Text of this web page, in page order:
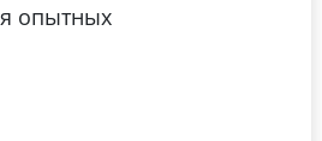
опытных